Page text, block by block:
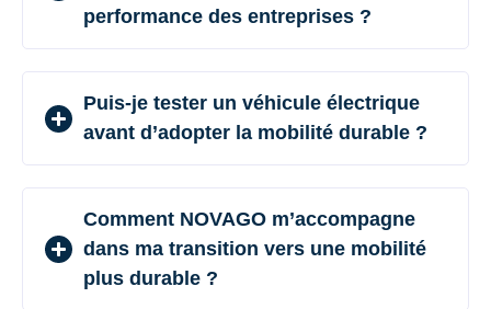
performance des entreprises ?
Puis-je tester un véhicule électrique
avant d’adopter la mobilité durable ?
Comment NOVAGO m’accompagne
dans ma transition vers une mobilité
plus durable ?